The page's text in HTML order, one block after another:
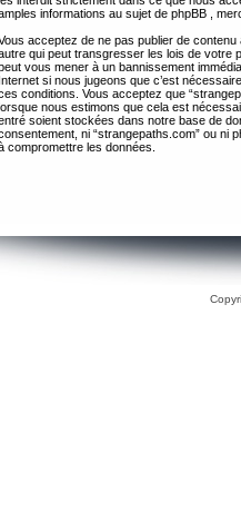
informations au sujet de phpBB ,
acceptez de ne pas publier de
qui peut transgresser les lois de votre
vous mener à un bannissement
Internet si nous jugeons que c’est
conditions. Vous acceptez que
nous estimons que cela est
soient stockées dans notre base de
ni “strangepaths.com” ou ni
compromettre les données.